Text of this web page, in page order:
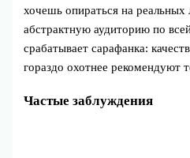
хочешь опираться на реальных
абстрактную аудиторию по
срабатывает сарафанка:
гораздо охотнее рекомендуют
Частые заблуждения